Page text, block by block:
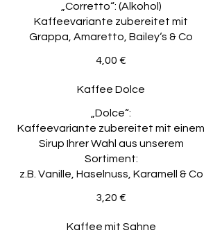
„Corretto“: (Alkohol)
Kaffeevariante zubereitet mit
Grappa, Amaretto, Bailey‘s & Co
4,00 €
Kaffee Dolce
„Dolce“:
Kaffeevariante zubereitet mit einem
Sirup Ihrer Wahl aus unserem
Sortiment:
z.B. Vanille, Haselnuss, Karamell & Co
3,20 €
Kaffee mit Sahne